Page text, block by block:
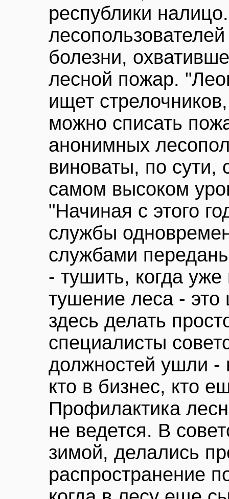
республики
болезни,
лесной пожар.
ищет
можно списать
анонимных
виноваты, по сути,
самом высоком
"Начиная с этого
службы
службами
- тушить, когда
тушение леса - это
здесь делать
специалисты
должностей ушли -
кто в бизнес, кто
Профилактика
не ведется. В
зимой, делались
распространение